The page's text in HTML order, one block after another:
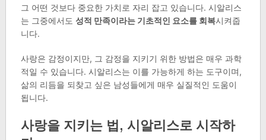
그 어떤 것보다 중요한 가치로 자리 잡고 있습니다. 시알리스
는 그중에서도 성적 만족이라는 기초적인 요소를 회복시켜줍
니다.
사랑은 감정이지만, 그 감정을 지키기 위한 방법은 매우 과학
적일 수 있습니다. 시알리스는 이를 가능하게 하는 도구이며,
삶의 리듬을 되찾고 싶은 남성들에게 매우 실질적인 도움이
됩니다.
사랑을 지키는 법, 시알리스로 시작하